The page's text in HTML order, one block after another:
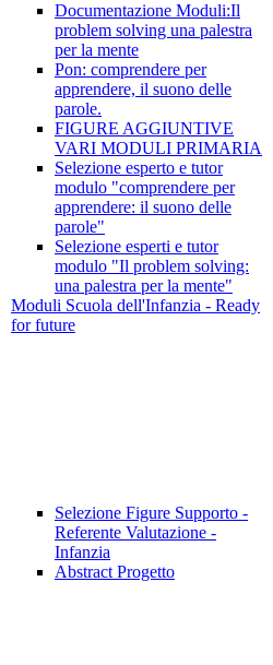
Documentazione Moduli:Il
problem solving una palestra
per la mente
Pon: comprendere per
apprendere, il suono delle
parole.
FIGURE AGGIUNTIVE
VARI MODULI PRIMARIA
Selezione esperto e tutor
modulo "comprendere per
apprendere: il suono delle
parole"
Selezione esperti e tutor
modulo "Il problem solving:
una palestra per la mente"
Moduli Scuola dell'Infanzia - Ready
for future
Selezione Figure Supporto -
Referente Valutazione -
Infanzia
Abstract Progetto